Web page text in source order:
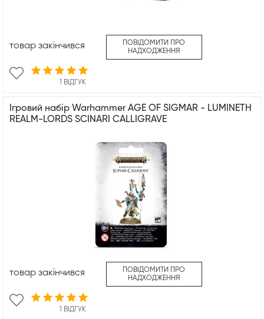
1 ВІДГУК
товар закінчився
ПОВІДОМИТИ ПРО
НАДХОДЖЕННЯ
Ігровий набір Warhammer AGE OF SIGMAR - LUMINETH
REALM-LORDS SCINARI CALLIGRAVE
1 ВІДГУК
товар закінчився
ПОВІДОМИТИ ПРО
НАДХОДЖЕННЯ